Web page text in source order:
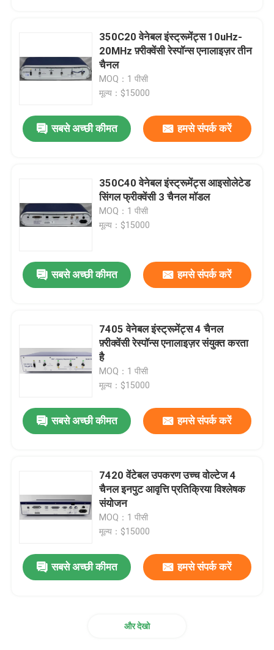
हमारे बारे में
कारखाने का दौरा
उद्धरण मांगें
350C20 वेनेबल इंस्ट्रूमेंट्स 10uHz-
20MHz फ़्रीक्वेंसी रेस्पॉन्स एनालाइज़र तीन
चैनल
MOQ：1 पीसी
मूल्य：$15000
सबसे अच्छी कीमत हमसे संपर्क करें
350C40 वेनेबल इंस्ट्रूमेंट्स आइसोलेटेड
सिंगल फ्रीक्वेंसी 3 चैनल मॉडल
MOQ：1 पीसी
मूल्य：$15000
सबसे अच्छी कीमत हमसे संपर्क करें
7405 वेनेबल इंस्ट्रूमेंट्स 4 चैनल
फ़्रीक्वेंसी रेस्पॉन्स एनालाइज़र संयुक्त करता
है
MOQ：1 पीसी
मूल्य：$15000
सबसे अच्छी कीमत हमसे संपर्क करें
7420 वेंटेबल उपकरण उच्च वोल्टेज 4
चैनल इनपुट आवृत्ति प्रतिक्रिया विश्लेषक
संयोजन
MOQ：1 पीसी
मूल्य：$15000
सबसे अच्छी कीमत हमसे संपर्क करें
और देखो